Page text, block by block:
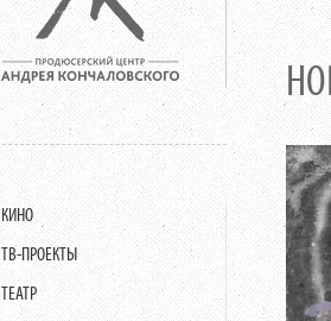
КИНО
ТВ-ПРОЕКТЫ
ТЕАТР